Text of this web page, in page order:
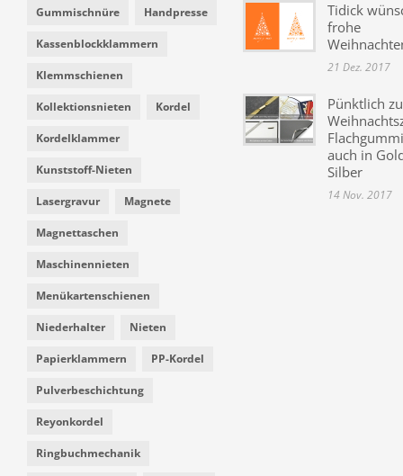
Gummischnüre Handpresse
Kassenblockklammern
Klemmschienen
Kollektionsnieten Kordel
Kordelklammer
Kunststoff-Nieten
Lasergravur Magnete
Magnettaschen
Maschinennieten
Menükartenschienen
Niederhalter Nieten
Papierklammern PP-Kordel
Pulverbeschichtung
Reyonkordel
Ringbuchmechanik
Tidick
frohe
21 Dez. 2017
Pünktlich
auch in
Silber
14 Nov. 2017